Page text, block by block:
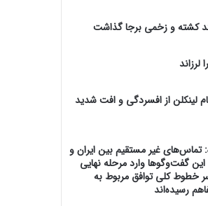
کشته و زخمی برجا گذاشت
لینکلن از افسردگی و افت شدید
تماس‌های غیر مستقیم بین ایران و
این گفت‌و‌گو‌ها وارد مرحله نهایی
خطوط کلی توافق مربوط به
رسیده‌اند